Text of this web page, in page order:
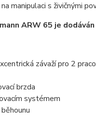
manipulaci s živičnými
ARW 65 je
závaží pro 2
brzda
systémem